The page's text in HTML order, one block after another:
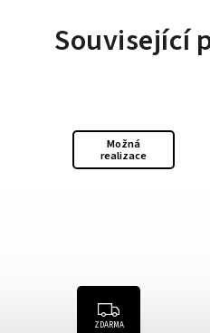
Související
Možná
realizace
ZDARMA